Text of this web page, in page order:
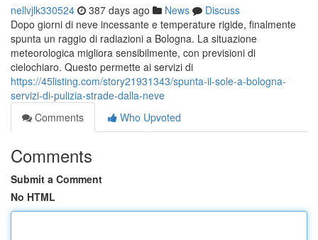
nellvjlk330524 387 days ago News
Discuss
Dopo giorni di neve incessante e temperature rigide, finalmente
spunta un raggio di radiazioni a Bologna. La situazione
meteorologica migliora sensibilmente, con previsioni di
cielochiaro. Questo permette ai servizi di
https://45listing.com/story21931343/spunta-il-sole-a-bologna-
servizi-di-pulizia-strade-dalla-neve
Comments
Who Upvoted
Comments
Submit a Comment
No HTML